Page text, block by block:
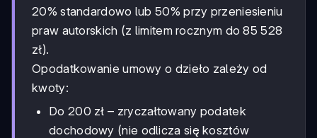
20% standardowo lub 50% przy przeniesieniu
praw autorskich (z limitem rocznym do 85 528
zł).
Opodatkowanie umowy o dzieło zależy od
kwoty:
Do 200 zł – zryczałtowany podatek
dochodowy (nie odlicza się kosztów